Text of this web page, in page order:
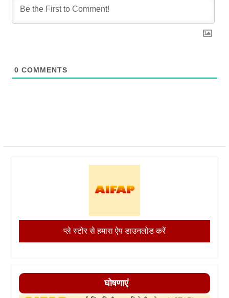
0 COMMENTS
प्ले स्टोर से हमारा ऐप डाउनलोड करें
घोषणाएं